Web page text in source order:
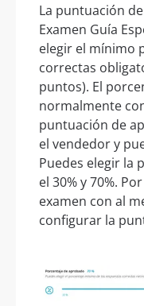
La puntuación
Examen Guía
elegir el mínimo
correctas
puntos). El
normalmente
puntuación de
el vendedor y
Puedes elegir la
el 30% y 70%.
examen con al
configurar la